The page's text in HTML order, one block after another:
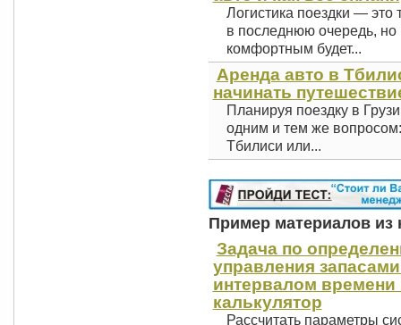
Логистика поездки —
в последнюю очередь, но
комфортным будет...
Аренда авто в
начинать
Планируя поездку в
одним и тем же
Тбилиси или...
Пример материалов из
Задача по
управления
интервалом времени
калькулятор
Рассчитать параметры